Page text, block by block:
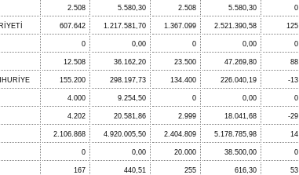
2.508 5.580,30 2.508 5.580,30 0
607.642 1.217.581,70 1.367.099 2.521.390,58 125
0 0,00 0 0,00 0
12.508 36.162,20 23.500 47.269,80 88
155.200 298.197,73 134.400 226.040,19 -13
4.000 9.254,50 0 0,00 0
4.202 20.581,86 2.999 18.041,68 -29
2.106.868 4.920.005,50 2.404.809 5.178.785,98 14
0 0,00 20.000 38.500,00 0
167 440,51 255 616,30 53